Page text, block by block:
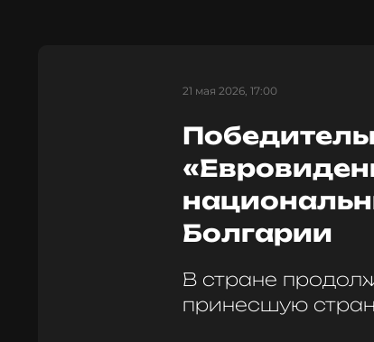
21 мая 2026, 17:00
Болгарии
В стране
принесшую